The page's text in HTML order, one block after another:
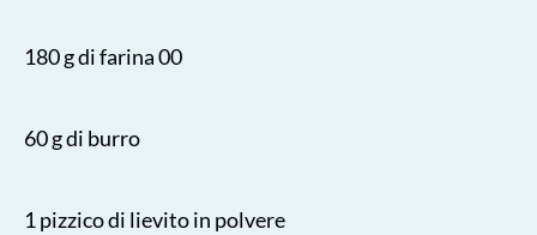
180 g di farina 00
60 g di burro
1 pizzico di lievito in polvere